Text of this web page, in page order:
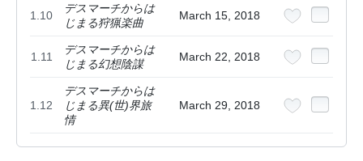
1.10
デスマーチからは
じまる狩猟楽曲
March 15, 2018
1.11
デスマーチからは
じまる幻想陰謀
March 22, 2018
1.12
デスマーチからは
じまる異(世)界旅
情
March 29, 2018